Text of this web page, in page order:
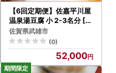
【6回定期便】佐嘉平川屋
温泉湯豆腐 小 2-3名分 [U
BU009] 豆腐 とうふ
佐賀県武雄市
(0)
52,000